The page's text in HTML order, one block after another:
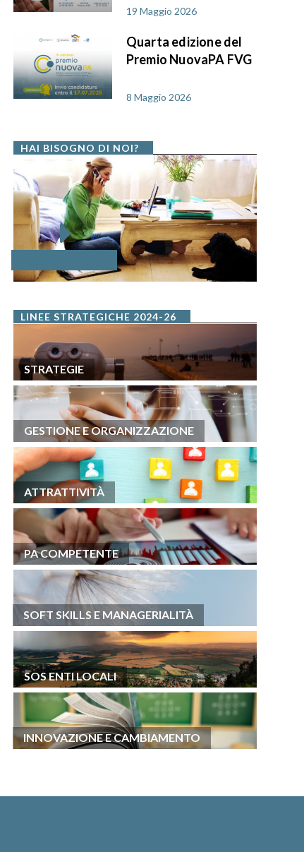
19 Maggio 2026
Quarta edizione del
Premio NuovaPA FVG
8 Maggio 2026
HAI BISOGNO DI NOI?
LINEE STRATEGICHE 2024-26
STRATEGIE
GESTIONE E ORGANIZZAZIONE
ATTRATTIVITÀ
PA COMPETENTE
SOFT SKILLS E MANAGERIALITÀ
SOS ENTI LOCALI
INNOVAZIONE E CAMBIAMENTO